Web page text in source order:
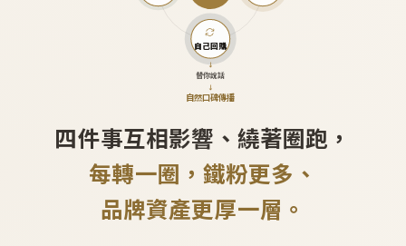
自己回購
↓
替你說話
↓
自然口碑傳播
四件事互相影響、繞著圈跑，
每轉一圈，鐵粉更多、
品牌資產更厚一層。